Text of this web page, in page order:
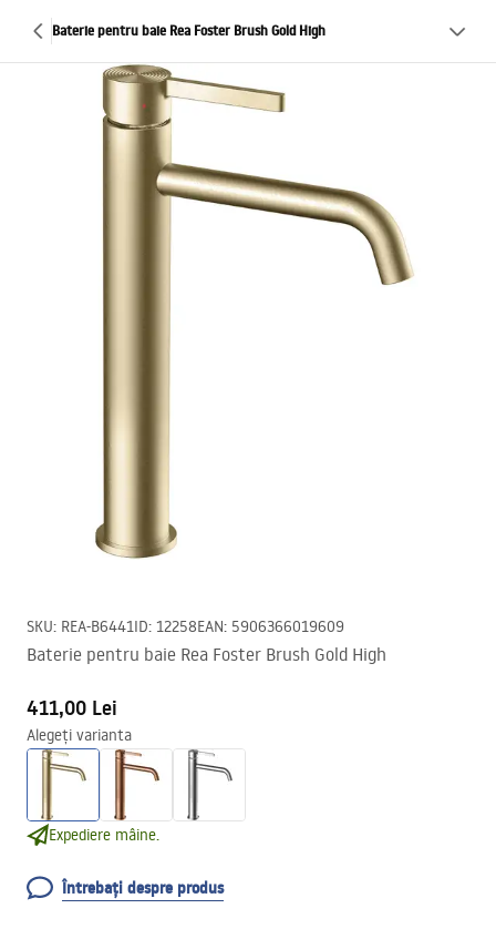
Baterie pentru baie Rea Foster Brush Gold High
SKU: REA-B6441ID: 12258EAN: 5906366019609
Baterie pentru baie Rea Foster Brush Gold High
411,00 Lei
Alegeți varianta
Expediere mâine.
Întrebați despre produs